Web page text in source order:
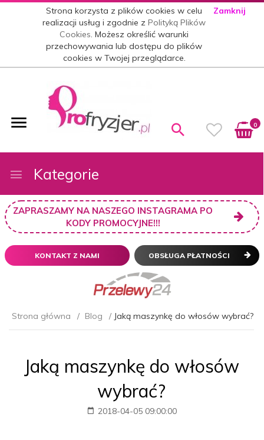
Strona korzysta z plików cookies w celu
realizacji usług i zgodnie zPolityką Plików
Cookies. Możesz określić warunki
przechowywania lub dostępu do plików
cookies w Twojej przeglądarce.
Zamknij
0
Kategorie
ZAPRASZAMY NA NASZEGO INSTAGRAMA PO
KODY PROMOCYJNE!!!
KONTAKT Z NAMI OBSŁUGA PŁATNOŚCI
Strona główna Blog Jaką maszynkę do włosów wybrać?
Jaką maszynkę do włosów
wybrać?
2018-04-05 09:00:00